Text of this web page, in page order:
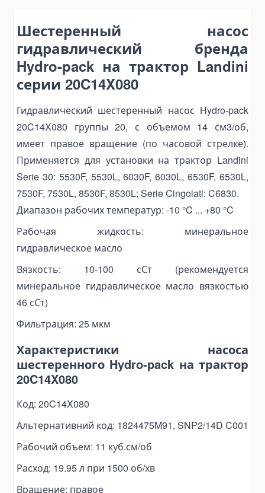
Electric Pipe Benders
Punching and Pressing Tools
Hydraulic Presses
Pneumatic Punching Machines
Hydraulic Punching Tools
Electric Hydraulic Punching Machines
Manual Arbor Presses
Expander and Spreader Tools
Mechanical Flange Spreaders
Hydraulic Flange Spreaders
Pipe Expanders
Баки на тягачи
Масляные гидравлические баки
Топливные баки
Комплектующие для баков
Электрогидравлика
Мини-маслостанции
Комплектующие для маслостанций
Alat Angkut Barang
Lever Block
Ratchet Load Binder
Lever Load Binder
Ratchet Pullers
Lifting Hooks
Шестеренный насос
гидравлический бренда
Hydro-pack на трактор Landini
серии 20C14X080
Гидравлический шестеренный насос Hydro-pack
20C14X080 группы 20, с объемом 14 см3/об,
имеет правое вращение (по часовой стрелке).
Применяется для установки на трактор Landini
Serie 30: 5530F, 5530L, 6030F, 6030L, 6530F, 6530L,
7530F, 7530L, 8530F, 8530L; Serie Cingolati: C6830.
Диапазон рабочих температур: -10 °C ... +80 °C
Рабочая жидкость: минеральное
гидравлическое масло
Вязкость: 10-100 сСт (рекомендуется
минеральное гидравлическое масло вязкостью
46 сСт)
Фильтрация: 25 мкм
Характеристики насоса
шестеренного Hydro-pack на трактор
20C14X080
Код: 20C14X080
Альтернативний код: 1824475M91, SNP2/14D C001
Рабочий объем: 11 куб.см/об
Расход: 19.95 л при 1500 об/хв
Вращение: правое